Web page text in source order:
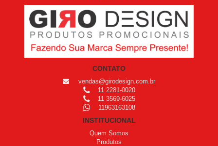
CONTATO
vendas@girodesign.com.br
11 2281-0020
11 3569-6025
11963163108
INSTITUCIONAL
Quem Somos
Produtos